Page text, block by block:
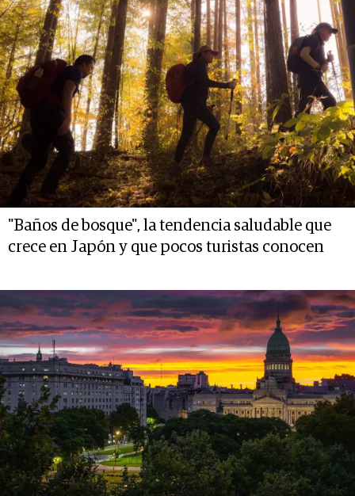
"Baños de bosque", la tendencia saludable que
crece en Japón y que pocos turistas conocen